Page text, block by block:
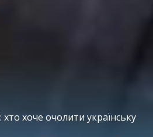
хто хоче очолити українську